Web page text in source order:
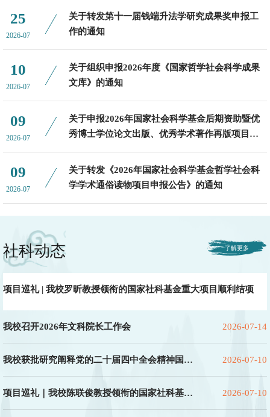
全国第5位。从立项学科来看，我校46个项目分布在17个学科，覆盖面相
对齐全。其中，中国文学、新闻学与传播学各获立5项，均并列全国高校
花。其中，新闻与传播学院获批9项；文学院获批7项；管理学院、法学
最高级别的项
25
2026-07
关于转发第十一届钱端升法学研究成果奖申报工
作的通知
10
2026-07
关于组织申报2026年度《国家哲学社会科学成果
文库》的通知
09
2026-07
关于申报2026年国家社会科学基金后期资助暨优
秀博士学位论文出版、优秀学术著作再版项目的
09
2026-07
关于转发《2026年国家社会科学基金哲学社会科
学学术通俗读物项目申报公告》的通知
社科动态
项目巡礼 | 我校罗昕教授领衔的国家社科基金重大项目顺利结项
我校召开2026年文科院长工作会 2026-07-14
我校获批研究阐释党的二十届四中全会精神国家 2026-07-10
项目巡礼｜我校陈联俊教授领衔的国家社科基金 2026-07-10